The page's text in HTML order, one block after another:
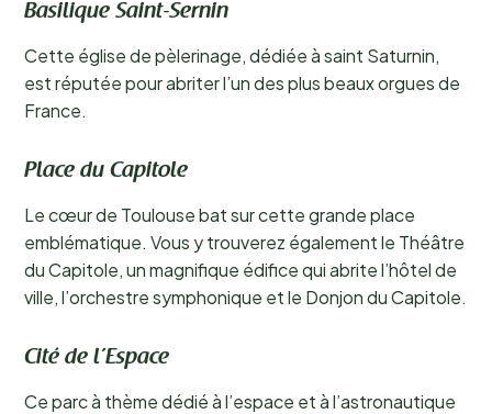
Basilique Saint-Sernin
Cette église de pèlerinage, dédiée à saint Saturnin,
est réputée pour abriter l’un des plus beaux orgues de
France.
Place du Capitole
Le cœur de Toulouse bat sur cette grande place
emblématique. Vous y trouverez également le Théâtre
du Capitole, un magnifique édifice qui abrite l’hôtel de
ville, l’orchestre symphonique et le Donjon du Capitole.
Cité de l’Espace
Ce parc à thème dédié à l’espace et à l’astronautique